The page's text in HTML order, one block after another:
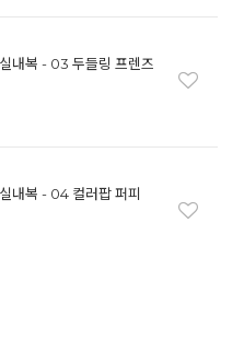
내복 - 03 두들링 프렌즈
내복 - 04 컬러팝 퍼피